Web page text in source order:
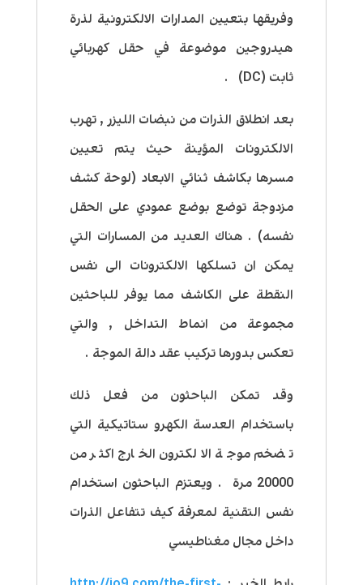
وفريقها بتعيين المدارات الالكترونية لذرة
هيدروجين موضوعة في حقل كهربائي
ثابت (DC) .
بعد انطلاق الذرات من نبضات الليزر , تهرب
الالكترونات المؤينة حيث يتم تعيين
مسرها بكاشف ثنائي الابعاد (لوحة كشف
مزدوجة توضع بوضع عمودي على الحقل
نفسه) . هناك العديد من المسارات التي
يمكن ان تسلكها الالكترونات الى نفس
النقطة على الكاشف مما يوفر للباحثين
مجموعة من انماط التداخل , والتي
تعكس بدورها تركيب عقد دالة الموجة .
وقد تمكن الباحثون من فعل ذلك
باستخدام العدسة الكهرو ستاتيكية التي
تضخم موجة الالكترون الخارج اكثر من
20000 مرة . ويعتزم الباحثون استخدام
نفس التقنية لمعرفة كيف تتفاعل الذرات
داخل مجال مغناطيسي